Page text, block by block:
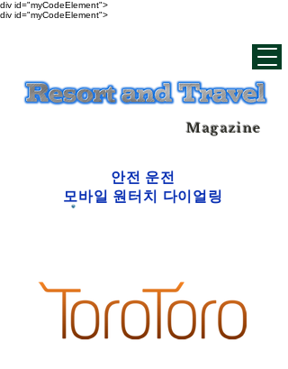
div id="myCodeElement">
div id="myCodeElement">
Magazine
안전 운전
모바일 원터치 다이얼링